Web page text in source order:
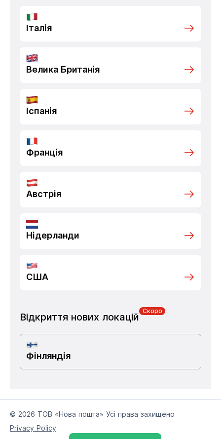
Італія
Велика Британія
Іспанія
Франція
Австрія
Нідерланди
США
Відкриття нових локацій
Скоро
Фінляндія
© 2026 ТОВ «Нова пошта» Усі права захищено
Privacy Policy